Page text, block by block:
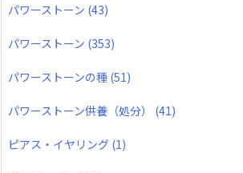
パワーストーン (43)
パワーストーン (353)
パワーストーンの種 (51)
パワーストーン供養（処分） (41)
ピアス・イヤリング (1)